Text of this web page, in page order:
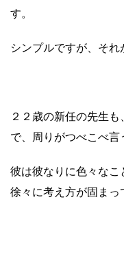
す。
シンプルですが、それ
２２歳の新任の先生
で、周りがつべこべ言
彼は彼なりに色々な
徐々に考え方が固まっ